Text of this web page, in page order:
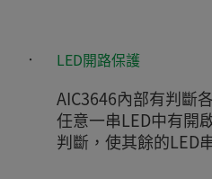
‧ LED開路保護
AIC3646內部有判斷
任意一串LED中有開
判斷，使其餘的LED